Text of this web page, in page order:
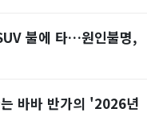
불에 타…원인불명,
바바 반가의 '2026년